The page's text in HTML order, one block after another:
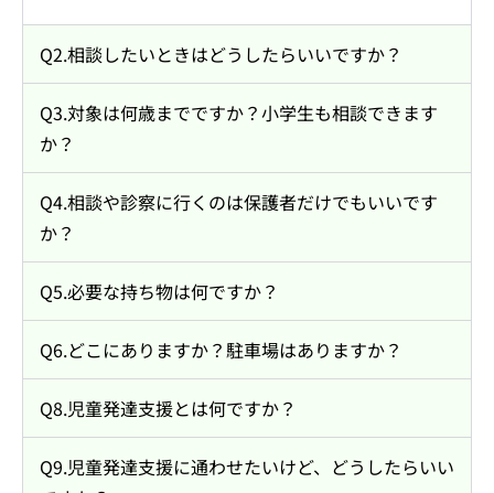
Q2.相談したいときはどうしたらいいですか？
Q3.対象は何歳までですか？小学生も相談できます
か？
Q4.相談や診察に行くのは保護者だけでもいいです
か？
Q5.必要な持ち物は何ですか？
Q6.どこにありますか？駐車場はありますか？
Q8.児童発達支援とは何ですか？
Q9.児童発達支援に通わせたいけど、どうしたらいい